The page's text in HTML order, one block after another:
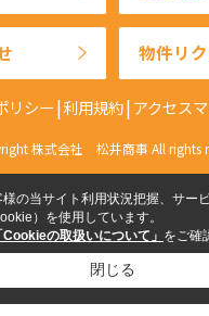
物件リ
リシー 利用規約 アクセス
株式会社 松井商事 All rights
の当サイト利用状況把握、サー
）を使用しています。
Cookieの取扱いについて」 をご確
閉じる